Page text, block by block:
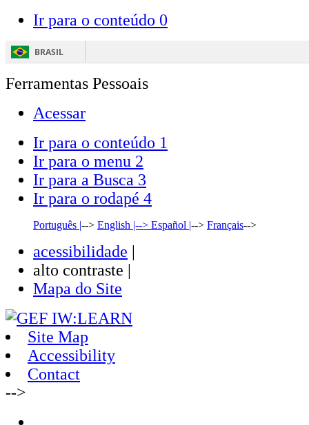
Ir para o conteúdo 0
BRASIL
Ferramentas Pessoais
Acessar
Ir para o conteúdo 1
Ir para o menu 2
Ir para a Busca 3
Ir para o rodapé 4
Português |--> English |--> Español |--> Français-->
acessibilidade |
alto contraste |
Mapa do Site
Site Map
Accessibility
Contact
-->